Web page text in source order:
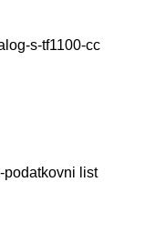
s-tf1100-cc
podatkovni list